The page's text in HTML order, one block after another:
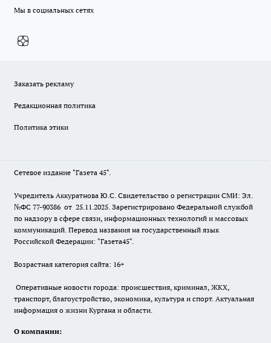
Мы в социальных сетях
Заказать рекламу
Редакционная политика
Политика этики
Сетевое издание "Газета 45".
Учредитель Аккуратнова Ю.С. Свидетельство о регистрации СМИ: Эл.
№ФС 77-90386 от 25.11.2025. Зарегистрировано Федеральной службой
по надзору в сфере связи, информационных технологий и массовых
коммуникаций. Перевод названия на государственный язык
Российской Федерации: "Газета45".
Возрастная категория сайта: 16+
Оперативные новости города: происшествия, криминал, ЖКХ,
транспорт, благоустройство, экономика, культура и спорт. Актуальная
информация о жизни Кургана и области.
О компании: